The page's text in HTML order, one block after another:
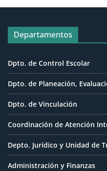
Departamentos
Dpto. de Control Escolar
Dpto. de Planeación,
Dpto. de Vinculación
Coordinación de Atención
Depto. Jurídico y Unidad de
Administración y Finanzas